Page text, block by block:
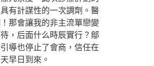
有計謀性的一次調劑。醫
那會讓我的非主流單戀變
，后面什么時辰實行？鄔
導也停止了會商，信任在
早日到來。